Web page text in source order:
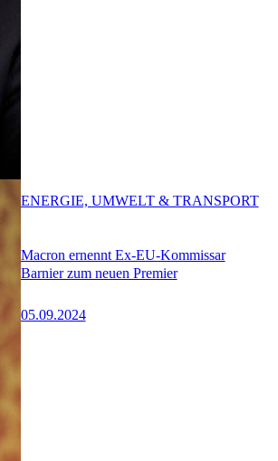
Macron ernennt Ex-EU-Kommissar
Barnier zum neuen Premier
05.09.2024
ENERGIE, UMWELT & TRANSPORT